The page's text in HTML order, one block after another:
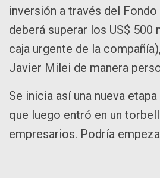
inversión a través del
deberá superar los US$
caja urgente de la
Javier Milei de manera
Se inicia así una nueva
que luego entró en un
empresarios. Podría